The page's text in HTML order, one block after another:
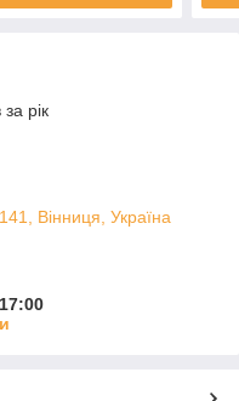
рік
Вінниця, Україна